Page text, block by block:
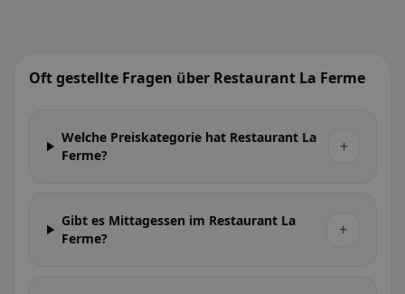
Oft gestellte Fragen über Restaurant La Ferme
Welche Preiskategorie hat Restaurant La
Ferme?
+
Gibt es Mittagessen im Restaurant La
Ferme?
+